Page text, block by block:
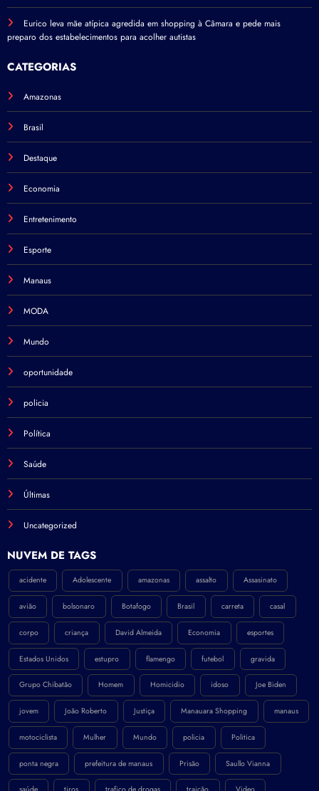
Eurico leva mãe atípica agredida em shopping à Câmara e pede mais
preparo dos estabelecimentos para acolher autistas
CATEGORIAS
Amazonas
Brasil
Destaque
Economia
Entretenimento
Esporte
Manaus
MODA
Mundo
oportunidade
policia
Política
Saúde
Últimas
Uncategorized
NÚVEM DE TAGS
acidente Adolescente amazonas assalto Assasinato
avião bolsonaro Botafogo Brasil carreta casal
corpo criança David Almeida Economia esportes
Estados Unidos estupro flamengo futebol gravida
Grupo Chibatão Homem Homicidio idoso Joe Biden
jovem João Roberto Justiça Manauara Shopping manaus
motociclista Mulher Mundo policia Politica
ponta negra prefeitura de manaus Prisão Saullo Vianna